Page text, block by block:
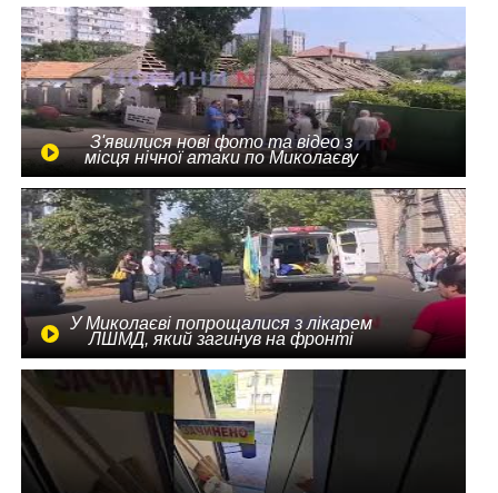
З'явилися нові фото та відео з
місця нічної атаки по Миколаєву
У Миколаєві попрощалися з лікарем
ЛШМД, який загинув на фронті